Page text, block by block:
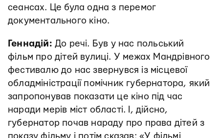
сеансах. Це була одна з перемог
документального кіно.
Геннадій: До речі. Був у нас польський
фільм про дітей вулиці. У межах Мандрівного
фестивалю до нас звернувся із місцевої
обладміністрації помічник губернатора, який
запропонував показати це кіно під час
наради мерів міст області. І, дійсно,
губернатор почав нараду про права дітей з